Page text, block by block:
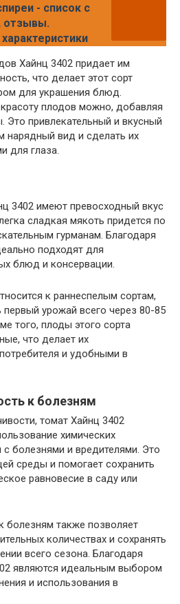
- список с
отзывы.
Хайнц 3402 придает им
что делает этот сорт
для украшения блюд.
плодов можно, добавляя
Это привлекательный и вкусный
нарядный вид и сделать их
для глаза.
3402 имеют превосходный вкус
сладкая мякоть придется по
гурманам. Благодаря
подходят для
блюд и консервации.
к раннеспелым сортам,
первый урожай всего через 80-85
того, плоды этого сорта
что делает их
и удобными в
к болезням
томат Хайнц 3402
химических
болезнями и вредителями. Это
среды и помогает сохранить
равновесие в саду или
болезням также позволяет
количествах и сохранять
всего сезона. Благодаря
являются идеальным выбором
и использования в